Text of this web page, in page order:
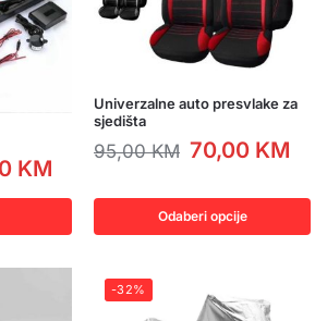
KM
Univerzalne auto presvlake za
sjedišta
95,00KM 70,00 KM
Odaberi opcije
-32%